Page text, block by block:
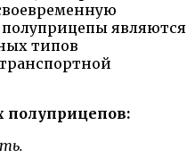
являются
типов